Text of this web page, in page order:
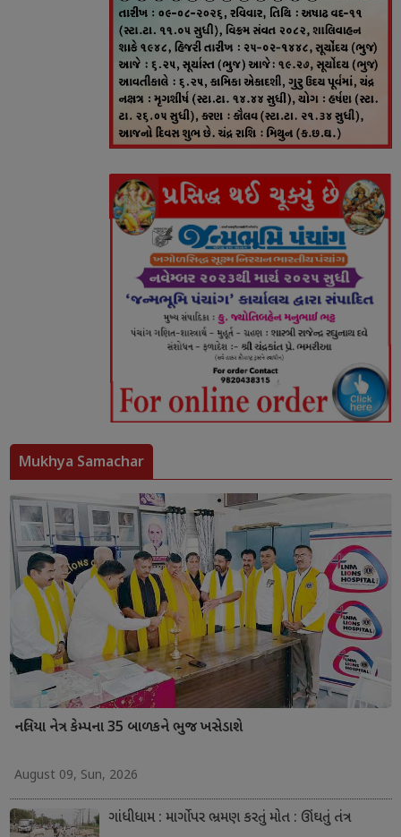
Mukhya Samachar
નલિયા નેત્ર કેમ્પના 35 બાળકને ભુજ ખસેડાશે
August 09, Sun, 2026
ગાંધીધામ : માર્ગો પર ભ્રમણ કરતું મોત : ઊંઘતું તંત્ર